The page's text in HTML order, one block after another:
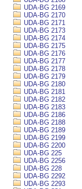
UDA-BG 2169
UDA-BG 2170
UDA-BG 2171
UDA-BG 2173
UDA-BG 2174
UDA-BG 2175
UDA-BG 2176
UDA-BG 2177
UDA-BG 2178
UDA-BG 2179
UDA-BG 2180
UDA-BG 2181
UDA-BG 2182
UDA-BG 2183
UDA-BG 2186
UDA-BG 2188
UDA-BG 2189
UDA-BG 2199
UDA-BG 2200
UDA-BG 225
UDA-BG 2256
UDA-BG 228
UDA-BG 2292
UDA-BG 2293